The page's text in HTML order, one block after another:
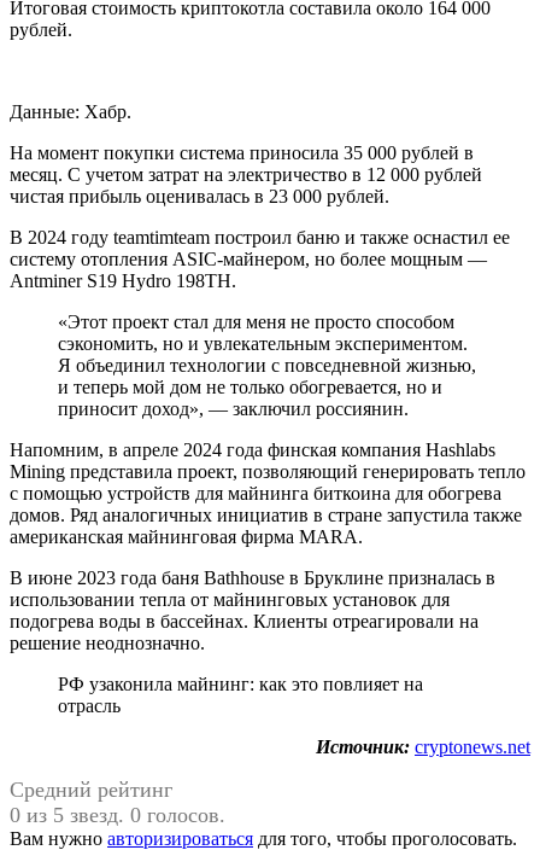
Итоговая стоимость криптокотла составила около 164 000
рублей.
Данные: Хабр.
На момент покупки система приносила 35 000 рублей в
месяц. С учетом затрат на электричество в 12 000 рублей
чистая прибыль оценивалась в 23 000 рублей.
В 2024 году teamtimteam построил баню и также оснастил ее
систему отопления ASIC-майнером, но более мощным —
Antminer S19 Hydro 198TH.
«Этот проект стал для меня не просто способом
сэкономить, но и увлекательным экспериментом.
Я объединил технологии с повседневной жизнью,
и теперь мой дом не только обогревается, но и
приносит доход», — заключил россиянин.
Напомним, в апреле 2024 года финская компания Hashlabs
Mining представила проект, позволяющий генерировать тепло
с помощью устройств для майнинга биткоина для обогрева
домов. Ряд аналогичных инициатив в стране запустила также
американская майнинговая фирма MARA.
В июне 2023 года баня Bathhouse в Бруклине призналась в
использовании тепла от майнинговых установок для
подогрева воды в бассейнах. Клиенты отреагировали на
решение неоднозначно.
РФ узаконила майнинг: как это повлияет на
отрасль
Источник: cryptonews.net
Средний рейтинг
0 из 5 звезд. 0 голосов.
Вам нужно авторизироваться для того, чтобы проголосовать.